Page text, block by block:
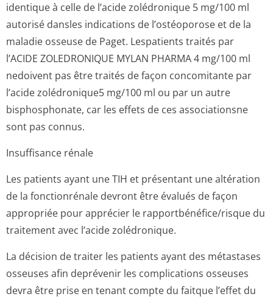
identique à celle de l’acide zolédronique 5 mg/100 ml
autorisé dansles indications de l’ostéoporose et de la
maladie osseuse de Paget. Lespatients traités par
l’ACIDE ZOLEDRONIQUE MYLAN PHARMA 4 mg/100 ml
nedoivent pas être traités de façon concomitante par
l’acide zolédronique5 mg/100 ml ou par un autre
bisphosphonate, car les effets de ces associationsne
sont pas connus.
Insuffisance rénale
Les patients ayant une TIH et présentant une altération
de la fonctionrénale devront être évalués de façon
appropriée pour apprécier le rapportbénéfi­ce/risque du
traitement avec l’acide zolédronique.
La décision de traiter les patients ayant des métastases
osseuses afin deprévenir les complications osseuses
devra être prise en tenant compte du faitque l’effet du